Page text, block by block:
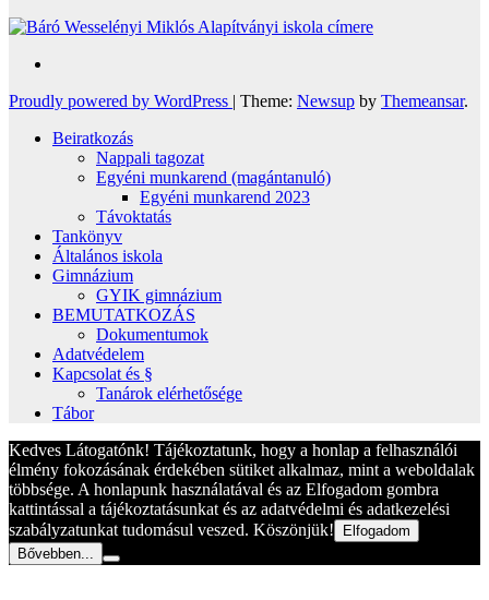
Proudly powered by WordPress | Theme: Newsup by Themeansar.
Beiratkozás
Nappali tagozat
Egyéni munkarend (magántanuló)
Egyéni munkarend 2023
Távoktatás
Tankönyv
Általános iskola
Gimnázium
GYIK gimnázium
BEMUTATKOZÁS
Dokumentumok
Adatvédelem
Kapcsolat és §
Tanárok elérhetősége
Tábor
Kedves Látogatónk! Tájékoztatunk, hogy a honlap a felhasználói
élmény fokozásának érdekében sütiket alkalmaz, mint a weboldalak
többsége. A honlapunk használatával és az Elfogadom gombra
kattintással a tájékoztatásunkat és az adatvédelmi és adatkezelési
szabályzatunkat tudomásul veszed. Köszönjük!
Elfogadom
Bővebben...